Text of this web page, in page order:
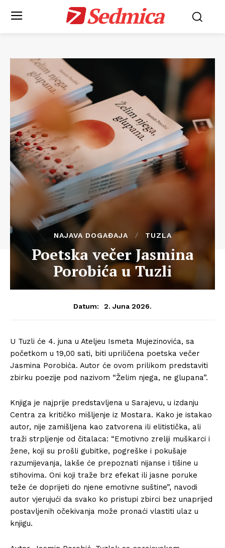
Sedmica
NAJAVA DOGAĐAJA TUZLA
Poetska večer Jasmina
Porobića u Tuzli
Datum: 2. Juna 2026.
U Tuzli će 4. juna u Ateljeu Ismeta Mujezinovića, sa
početkom u 19,00 sati, biti upriličena poetska večer
Jasmina Porobića. Autor će ovom prilikom predstaviti
zbirku poezije pod nazivom “Želim njega, ne glupana”.
Knjiga je najprije predstavljena u Sarajevu, u izdanju
Centra za kritičko mišljenje iz Mostara. Kako je istakao
autor, nije zamišljena kao zatvorena ili elitistička, ali
traži strpljenje od čitalaca: “Emotivno zreliji muškarci i
žene, koji su prošli gubitke, pogreške i pokušaje
razumijevanja, lakše će prepoznati nijanse i tišine u
stihovima. Oni koji traže brz efekat ili jasne poruke
teže će doprijeti do njene emotivne suštine”, navodi
autor vjerujući da svako ko pristupi zbirci bez unaprijed
postavljenih očekivanja može pronaći vlastiti ulaz u
knjigu.